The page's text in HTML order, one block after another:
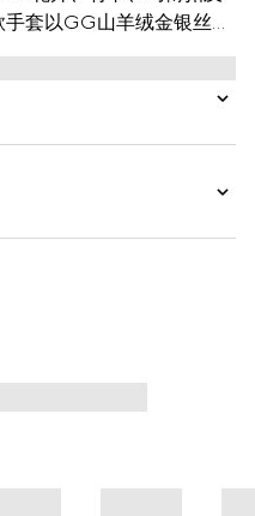
套以GG山羊绒金银丝线